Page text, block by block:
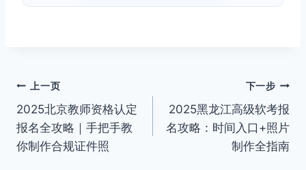
文
章
导
上一页
2025北京教师资格认定
报名全攻略｜手把手教
你制作合规证件照
下一步
2025黑龙江高级软考报
名攻略：时间入口+照片
制作全指南